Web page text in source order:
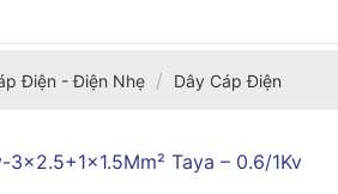
Điện - Điện Nhẹ / Dây Cáp Điện